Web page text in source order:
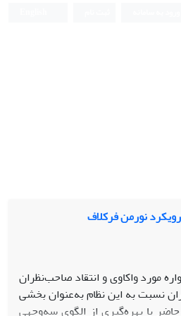
نورمن فرکلاف
مورد واکاوی و انتقاد صاحب‌نظران
نسبت به این نظام به‌عنوان بخشی
با بهره‌گیری از الگوی سه‌وجهی